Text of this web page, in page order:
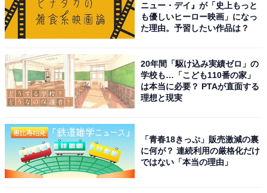
ニュー・デイ』が「史上もっと
も優しいヒーロー映画」になっ
た理由。予習したい作品は？
20年間「駆け込み実績ゼロ」の
学校も…「こども110番の家」
は本当に必要？ PTAが直面する
理想と現実
「青春18きっぷ」販売激減の裏
に何が？ 連続利用の厳格化だけ
ではない「本当の理由」